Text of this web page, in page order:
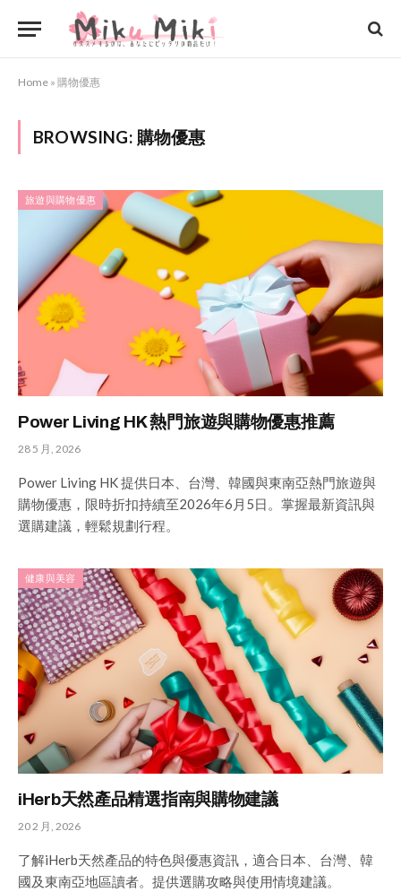
Home » 購物優惠
BROWSING: 購物優惠
旅遊與購物優惠
Power Living HK 熱門旅遊與購物優惠推薦
28 5 月, 2026
Power Living HK 提供日本、台灣、韓國與東南亞熱門旅遊與
購物優惠，限時折扣持續至2026年6月5日。掌握最新資訊與
選購建議，輕鬆規劃行程。
健康與美容
iHerb天然產品精選指南與購物建議
20 2 月, 2026
了解iHerb天然產品的特色與優惠資訊，適合日本、台灣、韓
國及東南亞地區讀者。提供選購攻略與使用情境建議。